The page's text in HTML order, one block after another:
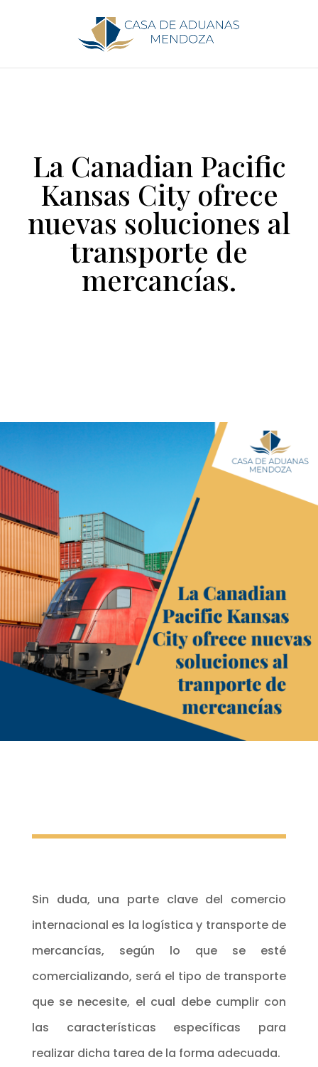
La Canadian Pacific
Kansas City ofrece
nuevas soluciones al
transporte de
mercancías.
Sin duda, una parte clave del comercio
internacional es la logística y transporte de
mercancías, según lo que se esté
comercializando, será el tipo de transporte
que se necesite, el cual debe cumplir con
las características específicas para
realizar dicha tarea de la forma adecuada.